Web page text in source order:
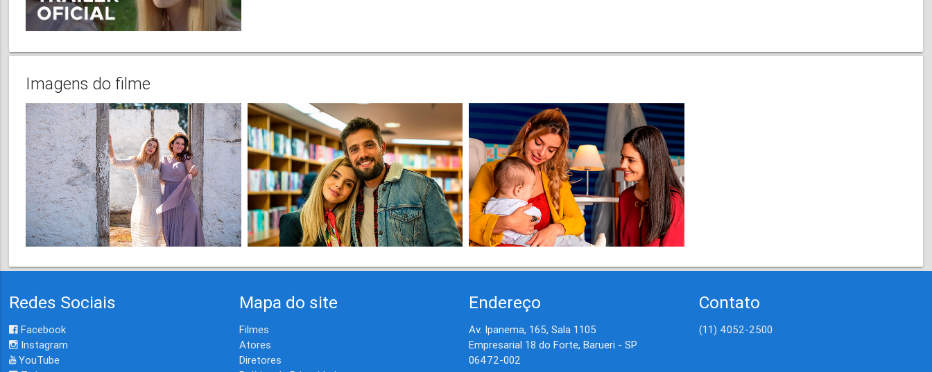
Imagens do filme
Redes Sociais
Facebook
Instagram
YouTube
Mapa do site
Filmes
Atores
Diretores
Endereço
Av. Ipanema, 165, Sala 1105
Empresarial 18 do Forte, Barueri - SP
06472-002
Contato
(11) 4052-2500